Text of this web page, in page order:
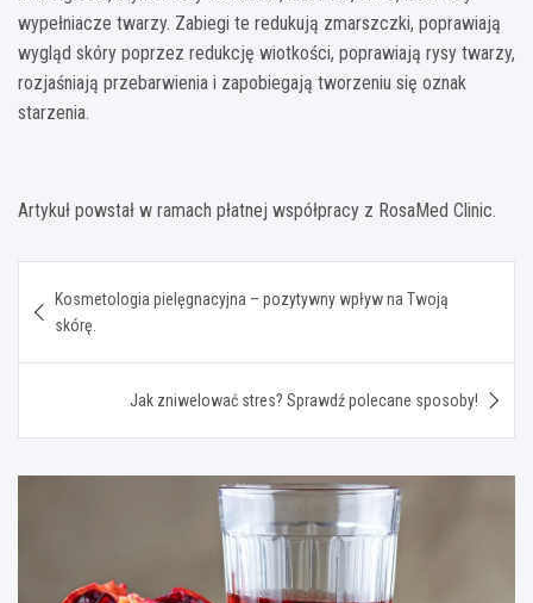
wypełniacze twarzy. Zabiegi te redukują zmarszczki, poprawiają
wygląd skóry poprzez redukcję wiotkości, poprawiają rysy twarzy,
rozjaśniają przebarwienia i zapobiegają tworzeniu się oznak
starzenia.
Artykuł powstał w ramach płatnej współpracy z RosaMed Clinic.
wpisu
Kosmetologia pielęgnacyjna – pozytywny wpływ na Twoją
skórę.
Jak zniwelować stres? Sprawdź polecane sposoby!